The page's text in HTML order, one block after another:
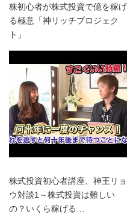
株初心者が株式投資で億を稼げ
る極意「神リッチプロジェク
ト」
株式投資初心者講座、神王リョ
ウ対談1～株式投資は難しい
の？いくら稼げる…